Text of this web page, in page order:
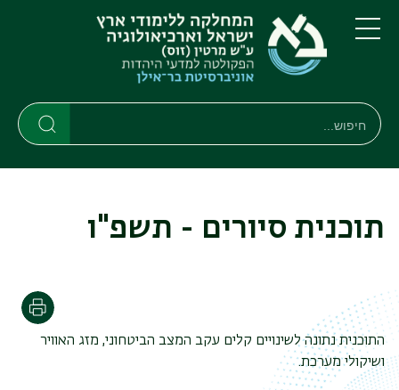
דילוג
לתוכן
העיקרי
דילוג
לתפריט
ניווט
ראשי
תפריט
חיפוש
חיפוש
תוכנית סיורים - תשפ"ו
התוכנית נתונה לשינויים קלים עקב המצב הביטחוני, מזג האוויר
ושיקולי מערכת.